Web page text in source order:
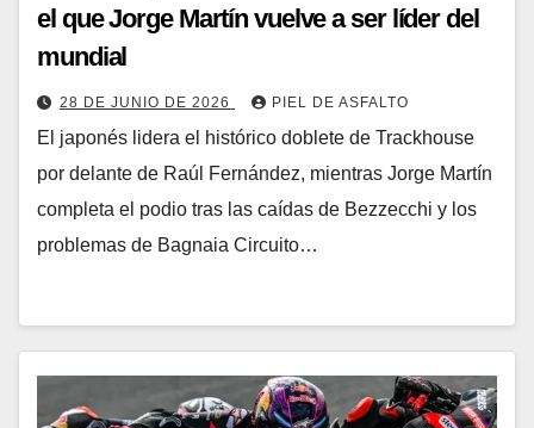
el que Jorge Martín vuelve a ser líder del
mundial
28 DE JUNIO DE 2026 PIEL DE ASFALTO
El japonés lidera el histórico doblete de Trackhouse
por delante de Raúl Fernández, mientras Jorge Martín
completa el podio tras las caídas de Bezzecchi y los
problemas de Bagnaia Circuito…